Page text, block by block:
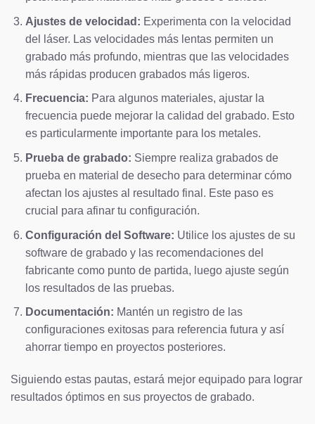
Ajustes de velocidad: Experimenta con la velocidad
del láser. Las velocidades más lentas permiten un
grabado más profundo, mientras que las velocidades
más rápidas producen grabados más ligeros.
Frecuencia: Para algunos materiales, ajustar la
frecuencia puede mejorar la calidad del grabado. Esto
es particularmente importante para los metales.
Prueba de grabado: Siempre realiza grabados de
prueba en material de desecho para determinar cómo
afectan los ajustes al resultado final. Este paso es
crucial para afinar tu configuración.
Configuración del Software: Utilice los ajustes de su
software de grabado y las recomendaciones del
fabricante como punto de partida, luego ajuste según
los resultados de las pruebas.
Documentación: Mantén un registro de las
configuraciones exitosas para referencia futura y así
ahorrar tiempo en proyectos posteriores.
Siguiendo estas pautas, estará mejor equipado para lograr
resultados óptimos en sus proyectos de grabado.